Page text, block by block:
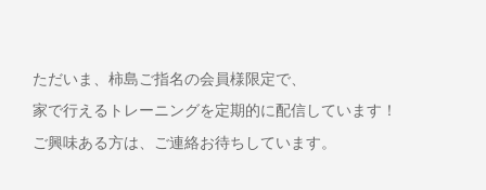
ただいま、柿島ご指名の会員様限定で、
家で行えるトレーニングを定期的に配信しています！
ご興味ある方は、ご連絡お待ちしています。